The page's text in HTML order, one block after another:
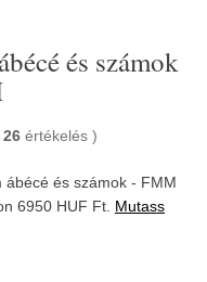
és számok
26 értékelés )
ábécé és számok - FMM
6950 HUF Ft. Mutass